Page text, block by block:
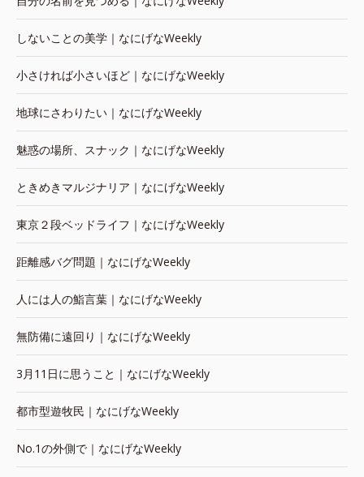
しないことの美学｜なにげなWeekly
小さければ小さいほど｜なにげなWeekly
地球にさわりたい｜なにげなWeekly
魅惑の場所、スナック｜なにげなWeekly
ときめきマルジナリア｜なにげなWeekly
東京２段ベッドライフ｜なにげなWeekly
距離感バグ問題｜なにげなWeekly
人には人の鮨言葉｜なにげなWeekly
無防備に遠回り｜なにげなWeekly
3月11日に思うこと｜なにげなWeekly
都市型遊牧民｜なにげなWeekly
No.1の外側で｜なにげなWeekly